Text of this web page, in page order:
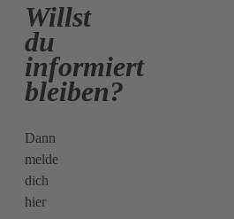
Willst
du
informiert
bleiben?
Dann
melde
dich
hier